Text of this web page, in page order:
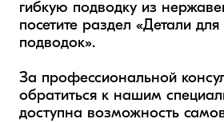
гибкую подводку из
посетите раздел «Детали для
подводок».
За профессиональной
обратиться к нашим
доступна возможность